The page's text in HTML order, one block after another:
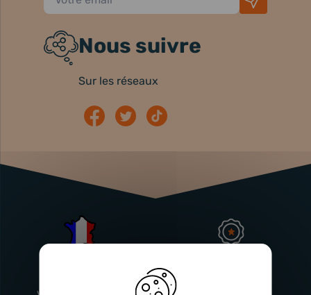
Nous suivre
Sur les réseaux